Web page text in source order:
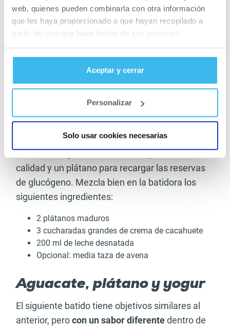
web, quienes pueden combinarla con otra información
que les haya proporcionado o que hayan recopilado a
partir del uso que haya hecho de sus servicios.
Aceptar y cerrar
Personalizar
Solo usar cookies necesarias
forma de cereales). Además, también se
añaden grasas saludables en forma de frutos
Mantequilla de cacahuete y
plátano
Apostamos por un batido congrasas esenciales
de la mantequilla de cacahuete, proteínas de
calidad y un plátano para recargar las reservas
de glucógeno. Mezcla bien en la batidora los
siguientes ingredientes:
2 plátanos maduros
3 cucharadas grandes de crema de cacahuete
200 ml de leche desnatada
Opcional: media taza de avena
Aguacate, plátano y yogur
El siguiente batido tiene objetivos similares al
anterior, perocon un sabor diferentedentro de